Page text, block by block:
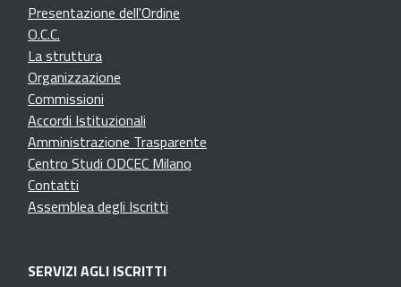
Presentazione dell'Ordine
O.C.C.
La struttura
Organizzazione
Commissioni
Accordi Istituzionali
Amministrazione Trasparente
Centro Studi ODCEC Milano
Contatti
Assemblea degli Iscritti
SERVIZI AGLI ISCRITTI